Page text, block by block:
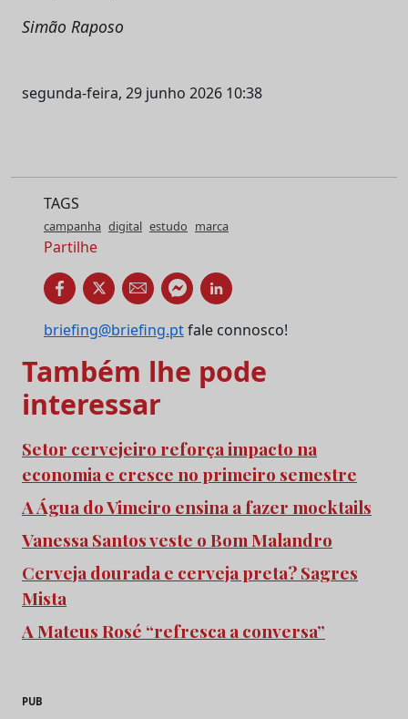
Simão Raposo
segunda-feira, 29 junho 2026 10:38
TAGS
campanha digital estudo marca
Partilhe
briefing@briefing.ptfale connosco!
Também lhe pode
interessar
Setor cervejeiro reforça impacto na
economia e cresce no primeiro semestre
A Água do Vimeiro ensina a fazer mocktails
Vanessa Santos veste o Bom Malandro
Cerveja dourada e cerveja preta? Sagres
Mista
A Mateus Rosé “refresca a conversa”
PUB